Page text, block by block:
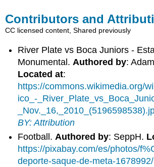
Contributors and
CC licensed content, Shared previously
River Plate vs Boca Juniors -
Monumental. Authored by:
Located at:
https://commons.wikimedia.org/
ico_-
BY: Attribution
Football.Authored by: SeppH.
https://pixabay.com/es/photos/
deporte-saque-de-meta-1678992/